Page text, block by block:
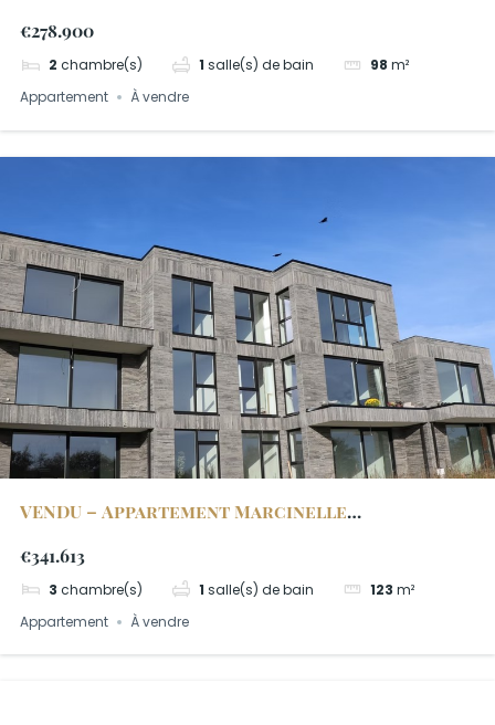
€278.900
2 chambre(s) 1 salle(s) de bain 98 m²
Appartement
À vendre
VENDU – Appartement Marcinelle
€341.613
3 chambre(s) 1 salle(s) de bain 123 m²
Appartement
À vendre